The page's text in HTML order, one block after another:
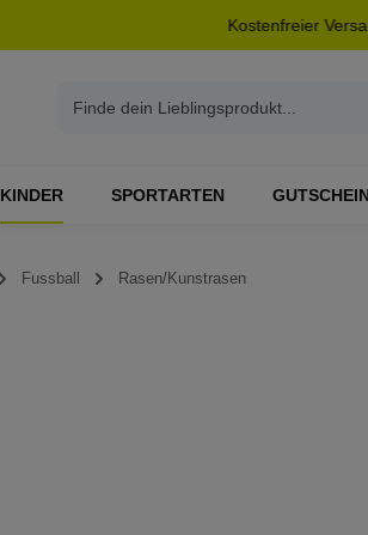
Kostenfreier
KINDER SPORTARTEN
Fussball Rasen/Kunstrasen